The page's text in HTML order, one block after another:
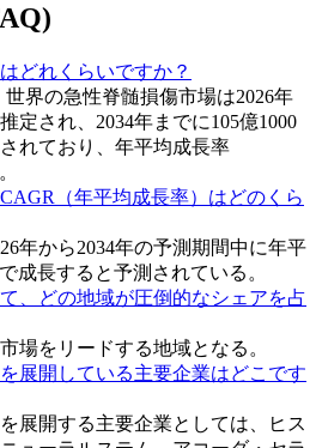
どれくらいですか？
世界の急性脊髄損傷市場は2026年
定され、2034年までに105億1000
れており、年平均成長率
（年平均成長率）はどのくら
年から2034年の予測期間中に年平
成長すると予測されている。
、どの地域が圧倒的なシェアを占
場をリードする地域となる。
展開している主要企業はどこです
展開する主要企業としては、ヒス